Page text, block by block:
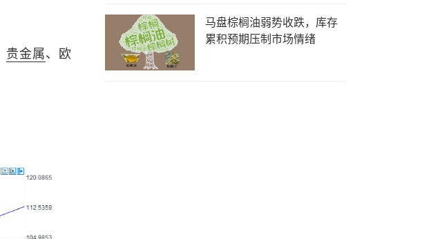
贵金属、欧
马盘棕榈油弱势收跌，库存
累积预期压制市场情绪